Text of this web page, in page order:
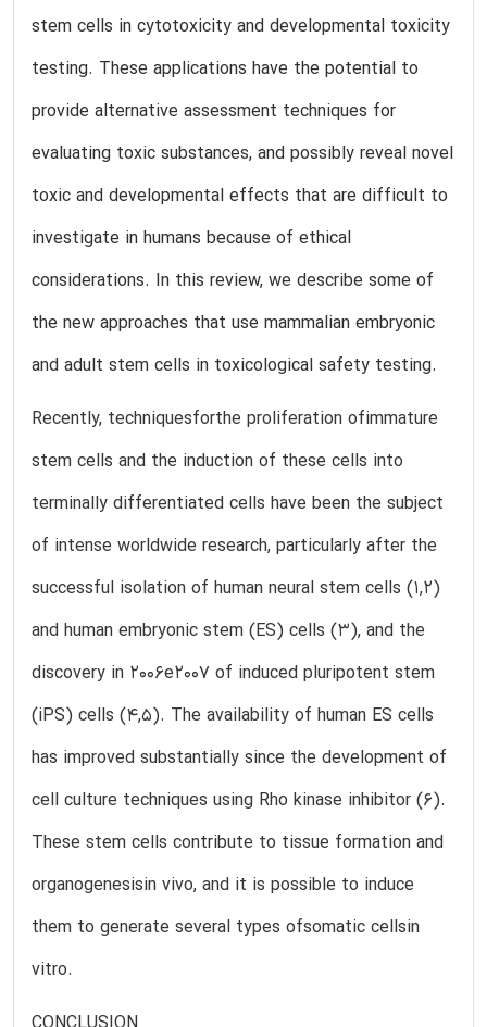
stem cells in cytotoxicity and developmental toxicity
testing. These applications have the potential to
provide alternative assessment techniques for
evaluating toxic substances, and possibly reveal novel
toxic and developmental effects that are difficult to
investigate in humans because of ethical
considerations. In this review, we describe some of
the new approaches that use mammalian embryonic
and adult stem cells in toxicological safety testing.
Recently, techniquesforthe proliferation ofimmature
stem cells and the induction of these cells into
terminally differentiated cells have been the subject
of intense worldwide research, particularly after the
successful isolation of human neural stem cells (1,2)
and human embryonic stem (ES) cells (3), and the
discovery in 2006e2007 of induced pluripotent stem
(iPS) cells (4,5). The availability of human ES cells
has improved substantially since the development of
cell culture techniques using Rho kinase inhibitor (6).
These stem cells contribute to tissue formation and
organogenesisin vivo, and it is possible to induce
them to generate several types ofsomatic cellsin
vitro.